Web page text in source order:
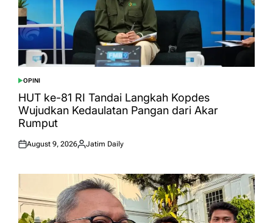
POSTED
IN
OPINI
HUT ke-81 RI Tandai Langkah Kopdes
Wujudkan Kedaulatan Pangan dari Akar
Rumput
Posted
August 9, 2026
Posted
Jatim Daily